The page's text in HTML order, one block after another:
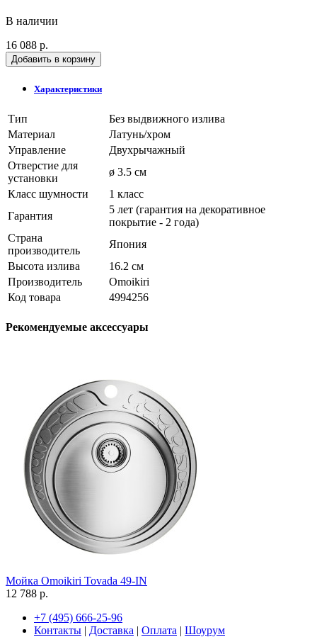
В наличии
16 088 р.
Добавить в корзину
Характеристики
Тип
Без выдвижного излива
Материал
Латунь/хром
Управление
Двухрычажный
Отверстие для
установки
ø 3.5 см
Класс шумности
1 класс
Гарантия
5 лет (гарантия на декоративное
покрытие - 2 года)
Страна
производитель
Япония
Высота излива
16.2 см
Производитель
Omoikiri
Код товара
4994256
Рекомендуемые аксессуары
Мойка Omoikiri Tovada 49-IN
12 788 р.
+7 (495) 666-25-96
Контакты | Доставка | Оплата | Шоурум